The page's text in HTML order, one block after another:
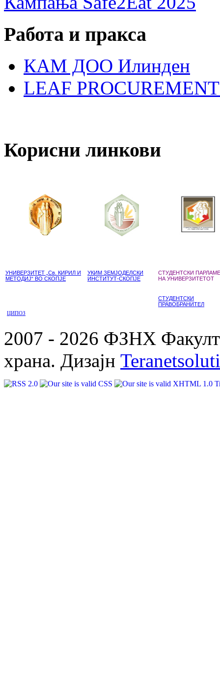
Работа и пракса
КАМ ДОО Илинден
LEAF
Корисни линкови
УНИВЕРЗИТЕТ „Св. КИРИЛ И
МЕТОДИЈ“ ВО СКОПЈЕ
УКИМ ЗЕМЈОДЕЛСКИ
ИНСТИТУТ-СКОПЈЕ
СТУДЕНТСКИ
НА УНИВЕРЗИТЕТОТ
СТУДЕНТСКИ
ПРАВОБРАНИТЕЛ
ЦИПОЗ
2007 - 2026 ФЗНХ
храна. Дизајн